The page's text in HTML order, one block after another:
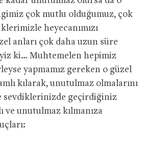
çok mutlu olduğumuz, çok
heyecanımızı
anları çok daha uzun süre
ki… Muhtemelen hepimiz
yapmamız gereken o güzel
kılarak, unutulmaz olmalarını
sevdiklerinizde geçirdiğiniz
ve unutulmaz kılmanıza